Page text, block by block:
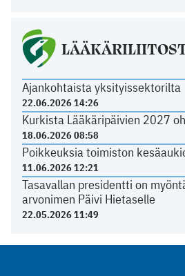
Ajankohtaista yksityissektorilta
22.06.2026 14:26
Kurkista Lääkäripäivien 2027
18.06.2026 08:58
Poikkeuksia toimiston
11.06.2026 12:21
Tasavallan presidentti on
arvonimen Päivi Hietaselle
22.05.2026 11:49